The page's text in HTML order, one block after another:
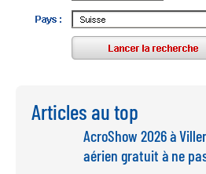
Articles au top
AcroShow 2026 à
aérien gratuit à ne